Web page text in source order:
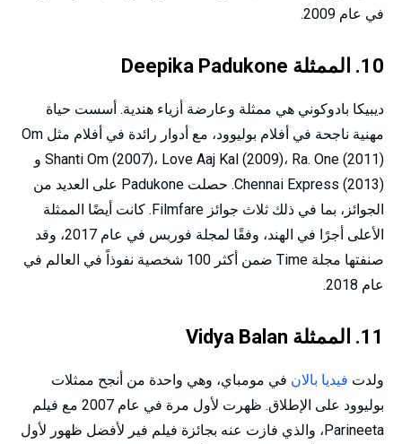
في عام 2009.
10. الممثلة Deepika Padukone
ديبيكا بادوكوني هي ممثلة وعارضة أزياء هندية. أسست حياة
مهنية ناجحة في أفلام بوليوود، مع أدوار رائدة في أفلام مثل Om
Shanti Om (2007)، Love Aaj Kal (2009)، Ra. One (2011) و
Chennai Express (2013). حصلت Padukone على العديد من
الجوائز، بما في ذلك ثلاث جوائز Filmfare. كانت أيضًا الممثلة
الأعلى أجرًا في الهند، وفقًا لمجلة فوربس في عام 2017، وقد
صنفتها مجلة Time ضمن أكثر 100 شخصية نفوذاً في العالم في
عام 2018.
11. الممثلة Vidya Balan
ولدت فيديا بالان في مومباي، وهي واحدة من أنجح ممثلات
بوليوود على الإطلاق. ظهرت لأول مرة في عام 2007 مع فيلم
Parineeta، والذي فازت عنه بجائزة فيلم فير لأفضل ظهور لأول